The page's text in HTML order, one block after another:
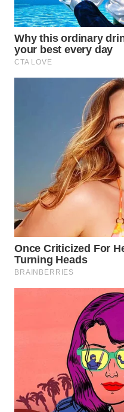
WN
SUKABUMI
WN
PURWAKARTA
SEMARANG
WN
SOLO
WN
BOROBUDUR
WN
NATUNA